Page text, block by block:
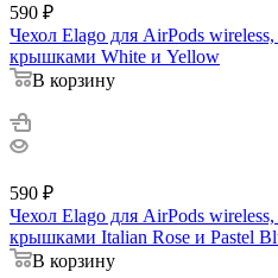
590 ₽
Чехол Elago для AirPods
крышками White и Yellow
В корзину
590 ₽
Чехол Elago для AirPods
крышками Italian Rose и Pastel
В корзину